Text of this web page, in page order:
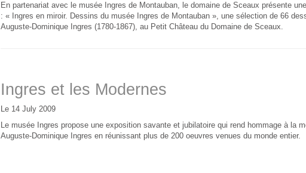
En partenariat avec le musée Ingres de Montauban, le domaine de Sceaux présente
: « Ingres en miroir. Dessins du musée Ingres de Montauban », une sélection de 66
Auguste-Dominique Ingres (1780-1867), au Petit Château du Domaine de Sceaux.
Ingres et les Modernes
Le 14 July 2009
Le musée Ingres propose une exposition savante et jubilatoire qui rend hommage à la
Auguste-Dominique Ingres en réunissant plus de 200 oeuvres venues du monde entier.